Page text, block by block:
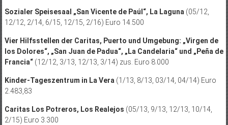
Sozialer Speisesaal „San Vicente de Paúl“, La Laguna (05/12,
12/12, 2/14, 6/15, 12/15, 2/16) Euro 14.500
Vier Hilfsstellen der Caritas, Puerto und Umgebung: „Virgen de
los Dolores“, „San Juan de Padua“, „La Candelaria“ und „Peña de
Francia“(12/12, 3/13, 12/13, 3/14) zus. Euro 8.000
Kinder-Tageszentrum in La Vera (1/13, 8/13, 03/14, 04/14) Euro
2.483,83
Caritas Los Potreros, Los Realejos (05/13, 9/13, 12/13, 10/14,
2/15) Euro 3.300